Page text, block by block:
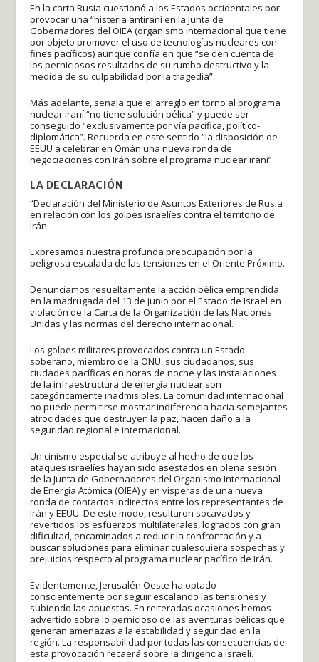
En la carta Rusia cuestionó a los Estados occidentales por
provocar una “histeria antiraní en la Junta de
Gobernadores del OIEA (organismo internacional que tiene
por objeto promover el uso de tecnologías nucleares con
fines pacíficos) aunque confía en que “se den cuenta de
los perniciosos resultados de su rumbo destructivo y la
medida de su culpabilidad por la tragedia”.
Más adelante, señala que el arreglo en torno al programa
nuclear iraní “no tiene solución bélica” y puede ser
conseguido “exclusivamente por vía pacífica, político-
diplomática”. Recuerda en este sentido “la disposición de
EEUU a celebrar en Omán una nueva ronda de
negociaciones con Irán sobre el programa nuclear iraní”.
LA DECLARACIÓN
“Declaración del Ministerio de Asuntos Exteriores de Rusia
en relación con los golpes israelíes contra el territorio de
Irán
Expresamos nuestra profunda preocupación por la
peligrosa escalada de las tensiones en el Oriente Próximo.
Denunciamos resueltamente la acción bélica emprendida
en la madrugada del 13 de junio por el Estado de Israel en
violación de la Carta de la Organización de las Naciones
Unidas y las normas del derecho internacional.
Los golpes militares provocados contra un Estado
soberano, miembro de la ONU, sus ciudadanos, sus
ciudades pacíficas en horas de noche y las instalaciones
de la infraestructura de energía nuclear son
categóricamente inadmisibles. La comunidad internacional
no puede permitirse mostrar indiferencia hacia semejantes
atrocidades que destruyen la paz, hacen daño a la
seguridad regional e internacional.
Un cinismo especial se atribuye al hecho de que los
ataques israelíes hayan sido asestados en plena sesión
de la Junta de Gobernadores del Organismo Internacional
de Energía Atómica (OIEA) y en vísperas de una nueva
ronda de contactos indirectos entre los representantes de
Irán y EEUU. De este modo, resultaron socavados y
revertidos los esfuerzos multilaterales, logrados con gran
dificultad, encaminados a reducir la confrontación y a
buscar soluciones para eliminar cualesquiera sospechas y
prejuicios respecto al programa nuclear pacífico de Irán.
Evidentemente, Jerusalén Oeste ha optado
conscientemente por seguir escalando las tensiones y
subiendo las apuestas. En reiteradas ocasiones hemos
advertido sobre lo pernicioso de las aventuras bélicas que
generan amenazas a la estabilidad y seguridad en la
región. La responsabilidad por todas las consecuencias de
esta provocación recaerá sobre la dirigencia israelí.